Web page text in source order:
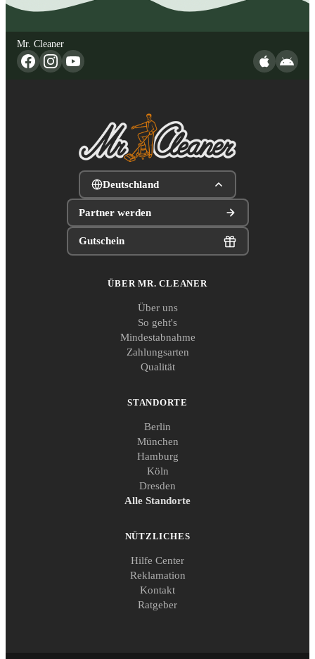
Mr. Cleaner
Deutschland
Partner werden
Gutschein
ÜBER MR. CLEANER
Über uns
So geht's
Mindestabnahme
Zahlungsarten
Qualität
STANDORTE
Berlin
München
Hamburg
Köln
Dresden
Alle Standorte
NÜTZLICHES
Hilfe Center
Reklamation
Kontakt
Ratgeber